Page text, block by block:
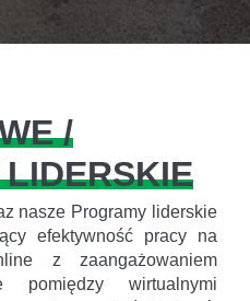
/
nasze Programy liderskie
efektywność pracy na
z zaangażowaniem
pomiędzy wirtualnymi